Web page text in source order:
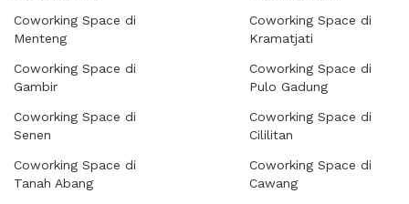
Coworking Space di
Menteng
Coworking Space di
Gambir
Coworking Space di
Senen
Coworking Space di
Tanah Abang
Coworking Space di
Kramatjati
Coworking Space di
Pulo Gadung
Coworking Space di
Cililitan
Coworking Space di
Cawang